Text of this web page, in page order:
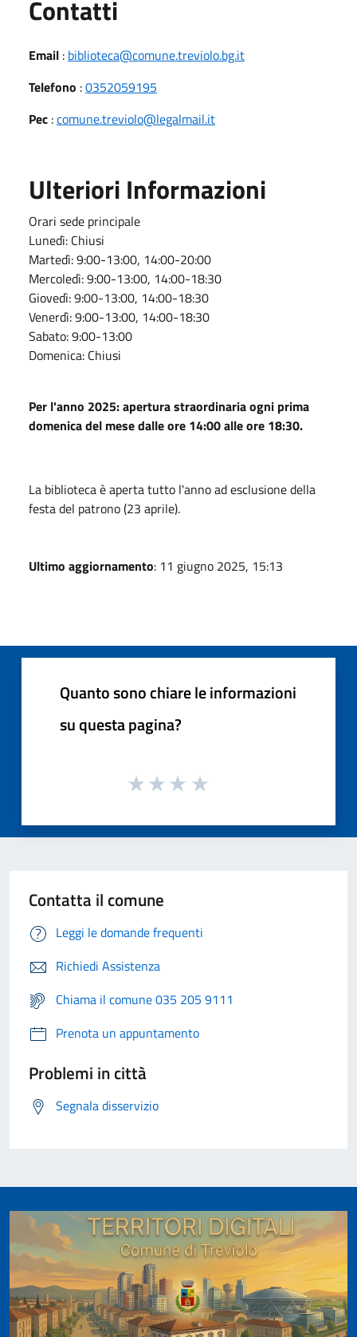
Contatti
Email : biblioteca@comune.treviolo.bg.it
Telefono :0352059195
Pec :comune.treviolo@legalmail.it
Ulteriori Informazioni
Orari sede principale
Lunedì: Chiusi
Martedì:9:00-13:00, 14:00-20:00
Mercoledì:9:00-13:00, 14:00-18:30
Giovedì:9:00-13:00, 14:00-18:30
Venerdì:9:00-13:00, 14:00-18:30
Sabato:9:00-13:00
Domenica: Chiusi
Per l'anno 2025: apertura straordinaria ogni prima
domenica del mese dalle ore 14:00 alle ore 18:30.
La biblioteca è aperta tutto l'anno ad esclusione della
festa del patrono (23 aprile).
Ultimo aggiornamento: 11 giugno 2025, 15:13
Quanto sono chiare le informazioni
su questa pagina?
Contatta il comune
Leggi le domande frequenti
Richiedi Assistenza
Chiama il comune 035 205 9111
Prenota un appuntamento
Problemi in città
Segnala disservizio